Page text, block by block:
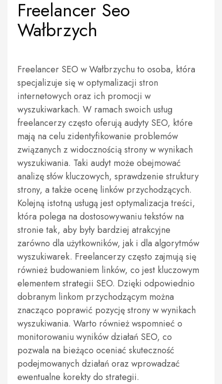
Freelancer Seo
Wałbrzych
Freelancer SEO w Wałbrzychu to osoba, która
specjalizuje się w optymalizacji stron
internetowych oraz ich promocji w
wyszukiwarkach. W ramach swoich usług
freelancerzy często oferują audyty SEO, które
mają na celu zidentyfikowanie problemów
związanych z widocznością strony w wynikach
wyszukiwania. Taki audyt może obejmować
analizę słów kluczowych, sprawdzenie struktury
strony, a także ocenę linków przychodzących.
Kolejną istotną usługą jest optymalizacja treści,
która polega na dostosowywaniu tekstów na
stronie tak, aby były bardziej atrakcyjne
zarówno dla użytkowników, jak i dla algorytmów
wyszukiwarek. Freelancerzy często zajmują się
również budowaniem linków, co jest kluczowym
elementem strategii SEO. Dzięki odpowiednio
dobranym linkom przychodzącym można
znacząco poprawić pozycję strony w wynikach
wyszukiwania. Warto również wspomnieć o
monitorowaniu wyników działań SEO, co
pozwala na bieżąco oceniać skuteczność
podejmowanych działań oraz wprowadzać
ewentualne korekty do strategii.